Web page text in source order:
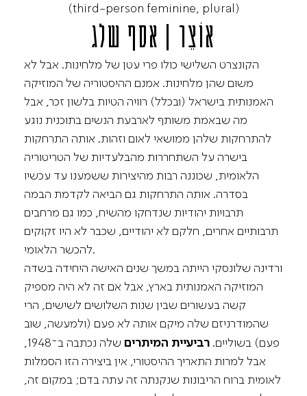
(third-person feminine, plural)
אוֹצֵר | אסף שלג
הקונצרט השלישי כולו פרי עטן של מלחינות. אבל לא
משום שהן מלחינות. אמנם ההיסטוריה של המוזיקה
האמנותית בישראל (ובכלל) רוויה הטיות בלשון זכר, אבל
מה שבאמת משותף לארבעת הנשים בתוכנית נוגע
להתרחקות שלהן ממושאי לאום וזהות. אותה התרחקות
בישרה על השתחררות מהבלעדיות של הטריטוריה
הלאומית, שכוננה רבות מהיצירות ששמענו עד עכשיו
בסדרה. אותה התרחקות גם הביאה לקדמת הבמה
תרבויות יהודיות שנדחקו מהשיח, כמו גם מרחבים
תרבותיים אחרים, חלקם לא יהודיים, שכבר לא היו זקוקים
להכשר הלאומי.
ורדינה שלונסקי הייתה במשך שנים האישה היחידה בשדה
המוזיקה האמנותית בארץ, אבל אם זה לא היה מספיק
קשה בעשורים שבין שנות השלושים לשישים, הרי
שהמודרניזם שלה מיקם אותה לא פעם (ולמעשה, שוב
פעם) בשוליים. רביעיית המיתרים
שלה נכתבה ב־1948,
אבל למרות התאריך ההיסטורי, אין ביצירה הזו הסמלות
לאומית ברוח הריבונות שנקנתה זה עתה בדם; במקום זה,